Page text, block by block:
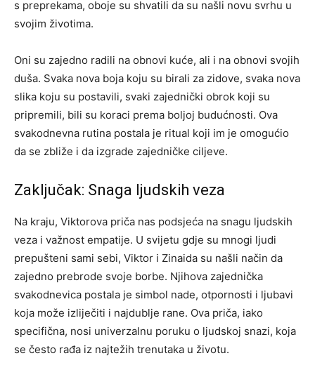
s preprekama, oboje su shvatili da su našli novu svrhu u
svojim životima.
Oni su zajedno radili na obnovi kuće, ali i na obnovi svojih
duša. Svaka nova boja koju su birali za zidove, svaka nova
slika koju su postavili, svaki zajednički obrok koji su
pripremili, bili su koraci prema boljoj budućnosti. Ova
svakodnevna rutina postala je ritual koji im je omogućio
da se zbliže i da izgrade zajedničke ciljeve.
Zaključak: Snaga ljudskih veza
Na kraju, Viktorova priča nas podsjeća na snagu ljudskih
veza i važnost empatije. U svijetu gdje su mnogi ljudi
prepušteni sami sebi, Viktor i Zinaida su našli način da
zajedno prebrode svoje borbe. Njihova zajednička
svakodnevica postala je simbol nade, otpornosti i ljubavi
koja može izliječiti i najdublje rane. Ova priča, iako
specifična, nosi univerzalnu poruku o ljudskoj snazi, koja
se često rađa iz najtežih trenutaka u životu.